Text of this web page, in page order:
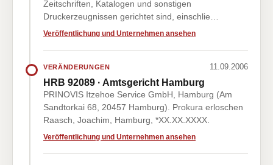
Zeitschriften, Katalogen und sonstigen
Druckerzeugnissen gerichtet sind, einschlie…
Veröffentlichung und Unternehmen ansehen
VERÄNDERUNGEN 11.09.2006
HRB 92089 · Amtsgericht Hamburg
PRINOVIS Itzehoe Service GmbH, Hamburg (Am
Sandtorkai 68, 20457 Hamburg). Prokura erloschen
Raasch, Joachim, Hamburg, *XX.XX.XXXX.
Veröffentlichung und Unternehmen ansehen